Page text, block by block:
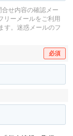
せ内容の確認メー
リーメールをご利用
。 迷惑メールのフ
必須